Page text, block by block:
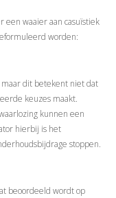
een waaier aan casuïstiek
worden:
dit betekent niet dat
keuzes maakt.
kunnen een
hierbij is het
stoppen.
beoordeeld wordt op